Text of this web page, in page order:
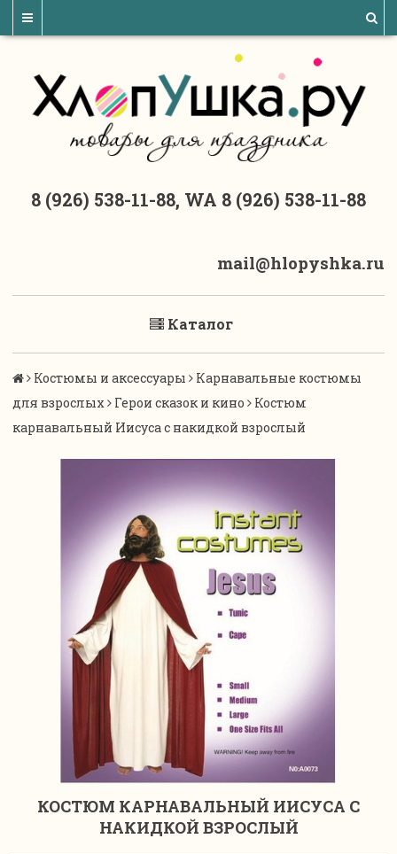
8 (926) 538-11-88, WA 8 (926) 538-11-88
mail@hlopyshka.ru
Каталог
Костюмы и аксессуары
Карнавальные костюмы
для взрослых
Герои сказок и кино
Костюм
карнавальный Иисуса с накидкой взрослый
КОСТЮМ КАРНАВАЛЬНЫЙ ИИСУСА С
НАКИДКОЙ ВЗРОСЛЫЙ